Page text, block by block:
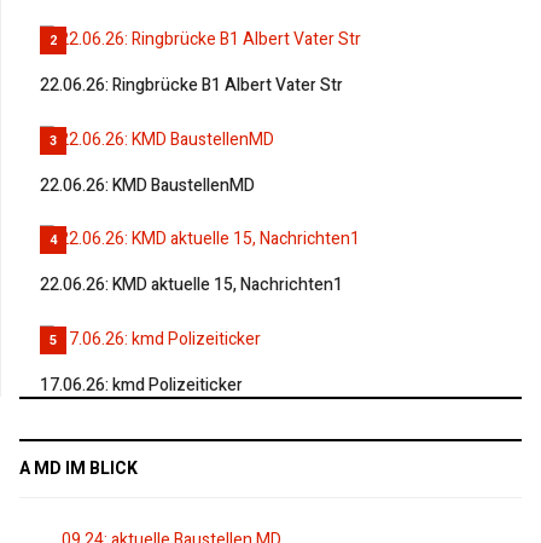
2
22.06.26: Ringbrücke B1 Albert Vater Str
3
22.06.26: KMD BaustellenMD
4
22.06.26: KMD aktuelle 15, Nachrichten1
5
17.06.26: kmd Polizeiticker
A MD IM BLICK